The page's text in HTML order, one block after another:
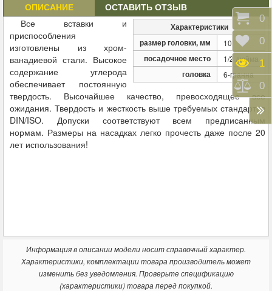
ОПИСАНИЕ ОСТАВИТЬ ОТЗЫВ
Характеристики
размер головки, мм
10
посадочное место 1/2 дюйма
головка 6-гранна
Все вставки и
приспособления
изготовлены из хром-
ванадиевой стали. Высокое
содержание углерода
обеспечивает постоянную
твердость. Высочайшее качество, превосходящее все
ожидания. Твердость и жесткость выше требуемых стандартов
DIN/ISO. Допуски соответствуют всем предписанным
нормам. Размеры на насадках легко прочесть даже после 20
лет использования!
Информация в описании модели носит справочный характер.
Характеристики, комплектации товара производитель может
изменить без уведомления. Проверьте спецификацию
(характеристики) товара перед покупкой.
0
0
1
0